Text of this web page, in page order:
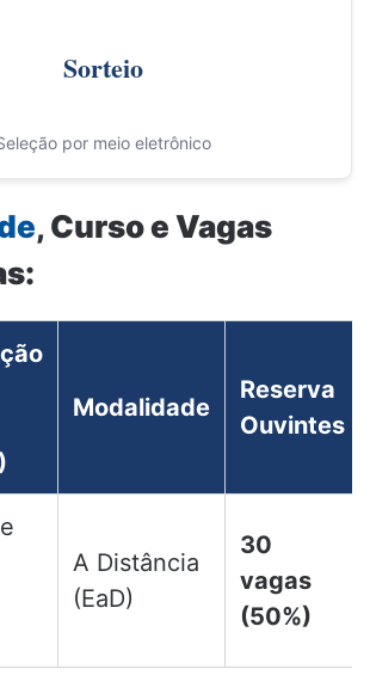
Sorteio
por meio eletrônico
, Curso e Vagas
Modalidade
Reserva
Ouvintes
A Distância
(EaD)
30
vagas
(50%)